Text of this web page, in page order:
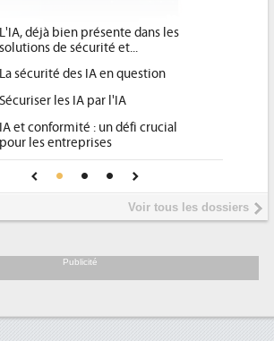
1
Qu'est-ce que la DEE (directive
d'efficacité énergétique) ?
2
DEE, une pression administrative
place pour répondre à...
Phocea DC dans les cordes pour la
DEE
Interview de Fabrice Coquio,
président de Digital Realty...
soutient les...
Voir tous les dossiers
Publicité